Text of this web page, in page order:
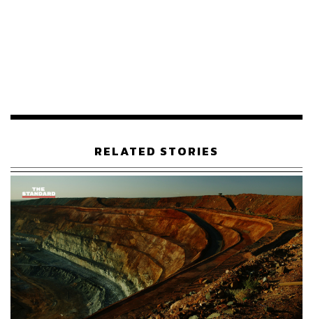
(Comparative advantage) การค้าระหว่างประเทศเกิดขึ้น
เพราะแต่ละประเทศแตกต่างกัน ความแตกต่างนี้มาจากการมี
ต้นทุนในการผลิตที่ต่างกัน (ต้นทุนนี้ ขึ้นอยู่กับทรัพยากร ทุน
แรงงาน และโครงสร้างพื้นฐาน) การค้าระหว่างประเทศที่ตั้ง
อยู่บนพื้นฐานของความได้เปรียบโดยเปรียบเทียบ ทำให้
ประเทศมีความชำนาญ (Specialise) ในการผลิตสินค้าและ
บริการที่ตัวเองทำได้ดีที่สุด และส่งออกสินค้าและบริการนั้น
ไปยังประเทศอื่นได้ (มี surplus) ขณะเดียวกันก็นำเข้าสินค้า
และบริการที่ตัวเองไม่มีความได้เปรียบในการผลิต (เกิดเป็น
deficit)
RELATED STORIES